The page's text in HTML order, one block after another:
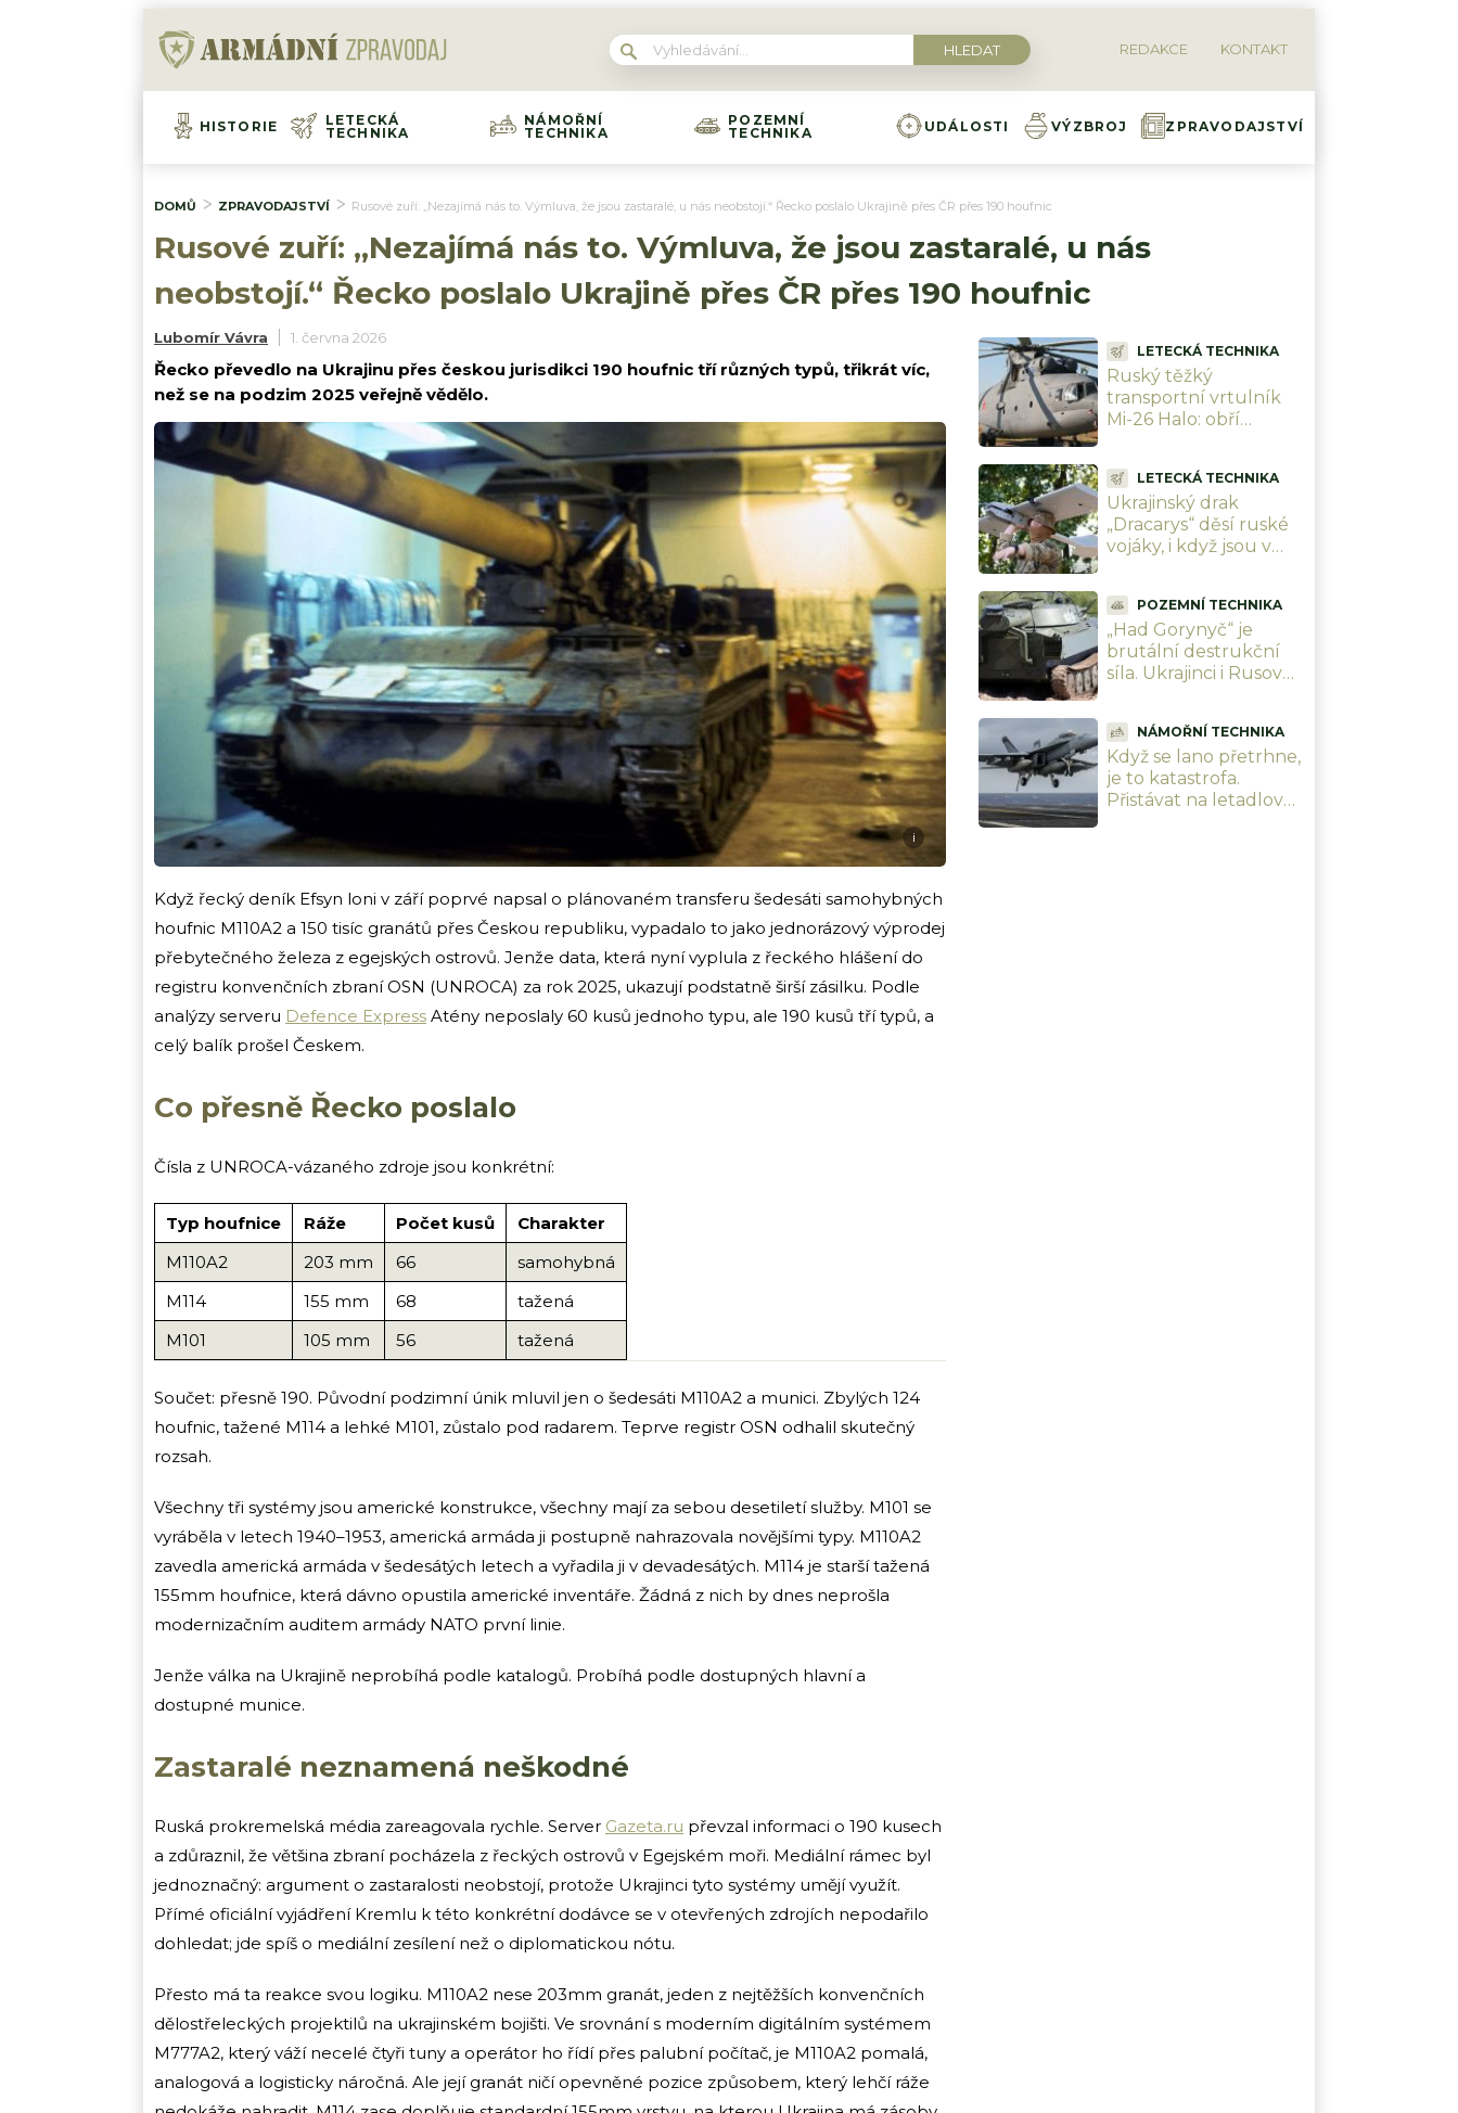
REDAKCE KONTAKT
HISTORIE
LETECKÁ
TECHNIKA
NÁMOŘNÍ
TECHNIKA
POZEMNÍ
TECHNIKA
UDÁLOSTI VÝZBROJ ZPRAVODAJSTVÍ
DOMŮ ZPRAVODAJSTVÍ Rusové zuří: „Nezajímá nás to. Výmluva, že jsou zastaralé, u nás neobstojí.“ Řecko poslalo Ukrajině přes ČR přes 190 houfnic
Rusové zuří: „Nezajímá nás to. Výmluva, že jsou zastaralé, u nás
neobstojí.“ Řecko poslalo Ukrajině přes ČR přes 190 houfnic
Lubomír Vávra 1. června 2026
Řecko převedlo na Ukrajinu přes českou jurisdikci 190 houfnic tří různých typů, třikrát víc,
než se na podzim 2025 veřejně vědělo.
i
Když řecký deník Efsyn loni v září poprvé napsal o plánovaném transferu šedesáti samohybných
houfnic M110A2 a 150 tisíc granátů přes Českou republiku, vypadalo to jako jednorázový výprodej
přebytečného železa z egejských ostrovů. Jenže data, která nyní vyplula z řeckého hlášení do
registru konvenčních zbraní OSN (UNROCA) za rok 2025, ukazují podstatně širší zásilku. Podle
analýzy serveru Defence Express Atény neposlaly 60 kusů jednoho typu, ale 190 kusů tří typů, a
celý balík prošel Českem.
Co přesně Řecko poslalo
Čísla z UNROCA-vázaného zdroje jsou konkrétní:
Typ houfnice Ráže Počet kusů
Charakter
M110A2
203 mm 66
samohybná
M114
155 mm 68
tažená
M101
105 mm 56 tažená
Součet: přesně 190. Původní podzimní únik mluvil jen o šedesáti M110A2 a munici. Zbylých 124
houfnic, tažené M114 a lehké M101, zůstalo pod radarem. Teprve registr OSN odhalil skutečný
rozsah.
Všechny tři systémy jsou americké konstrukce, všechny mají za sebou desetiletí služby. M101 se
vyráběla v letech 1940–1953, americká armáda ji postupně nahrazovala novějšími typy. M110A2
zavedla americká armáda v šedesátých letech a vyřadila ji v devadesátých. M114 je starší tažená
155mm houfnice, která dávno opustila americké inventáře. Žádná z nich by dnes neprošla
modernizačním auditem armády NATO první linie.
Jenže válka na Ukrajině neprobíhá podle katalogů. Probíhá podle dostupných hlavní a
dostupné munice.
Zastaralé neznamená neškodné
Ruská prokremelská média zareagovala rychle. Server Gazeta.ru převzal informaci o 190 kusech
a zdůraznil, že většina zbraní pocházela z řeckých ostrovů v Egejském moři. Mediální rámec byl
jednoznačný: argument o zastaralosti neobstojí, protože Ukrajinci tyto systémy umějí využít.
Přímé oficiální vyjádření Kremlu k této konkrétní dodávce se v otevřených zdrojích nepodařilo
dohledat; jde spíš o mediální zesílení než o diplomatickou nótu.
Přesto má ta reakce svou logiku. M110A2 nese 203mm granát, jeden z nejtěžších konvenčních
dělostřeleckých projektilů na ukrajinském bojišti. Ve srovnání s moderním digitálním systémem
M777A2, který váží necelé čtyři tuny a operátor ho řídí přes palubní počítač, je M110A2 pomalá,
analogová a logisticky náročná. Ale její granát ničí opevněné pozice způsobem, který lehčí ráže
LETECKÁ TECHNIKA
Ruský těžký
transportní vrtulník
Mi-26 Halo: obří
odnést dopravní
letadlo
LETECKÁ TECHNIKA
Ukrajinský drak
„Dracarys“ děsí ruské
vojáky, i když jsou v
°C
POZEMNÍ TECHNIKA
„Had Gorynyč“ je
brutální destrukční
síla. Ukrajinci i Rusové
NÁMOŘNÍ TECHNIKA
Když se lano přetrhne,
je to katastrofa.
Přistávat na letadlové